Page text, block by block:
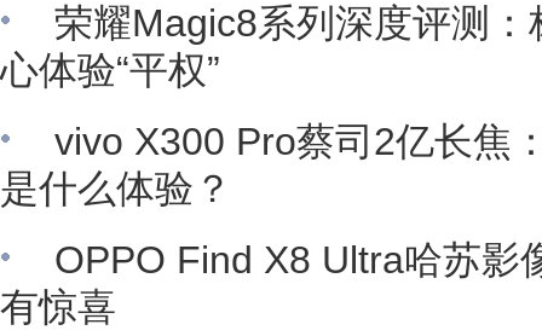
荣耀Magic8系列深度评测
心体验“平权”
vivo X300 Pro蔡司2亿长焦
是什么体验？
OPPO Find X8 Ultra哈苏影
有惊喜